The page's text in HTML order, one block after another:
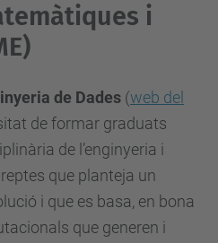
i
de Dades (web del
de formar graduats
de l’enginyeria i
que planteja un
i que es basa, en bona
que generen i